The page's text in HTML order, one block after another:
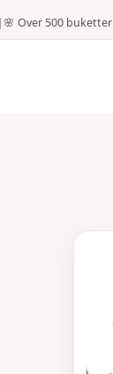
|🌸 Over 500 buketter